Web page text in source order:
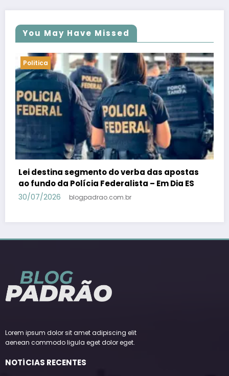
You May Have Missed
Politica
PSB confirma Geraldo Alckmin porquê
candidato a vice-presidente na fórmula com
Lula – Em Dia ES
Lorem ipsum dolor sit amet adipiscing elit